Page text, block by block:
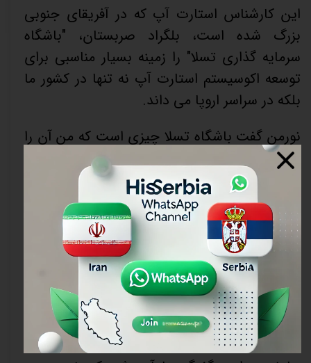
این کارشناس استارت آپ که در آفریقای جنوبی
بزرگ شده است، بلگراد صربستان، "باشگاه
سرمایه گذاری تسلا" را زمینه بسیار مناسبی برای
توسعه اکوسیستم استارت آپ نه تنها در کشور ما
بلکه در سراسر اروپا می داند.
نورمن گفت باشگاه تسلا چیزی است که من آن را
یک «وسیله نقلیه» می‌دانم، چیزی که ما را قادر
می‌سازد تا همه این کارها را انجام دهیم، از طریق
گرد هم آوردن افراد مناسب، گفت‌وگوها و آینده
جدیدی را به وجود می‌آورد که نه تنها در صربستان
باقی خواهد ماند، بلکه از آنجایی که در حال حاضر
صحبت های زیادی در مورد ایالات متحده وجود
دارد، زمان آن فرا رسیده است که اروپا را با تفاوت
های زیبای فرهنگی، تنوع و نوآوری هایش
بشناسیم.